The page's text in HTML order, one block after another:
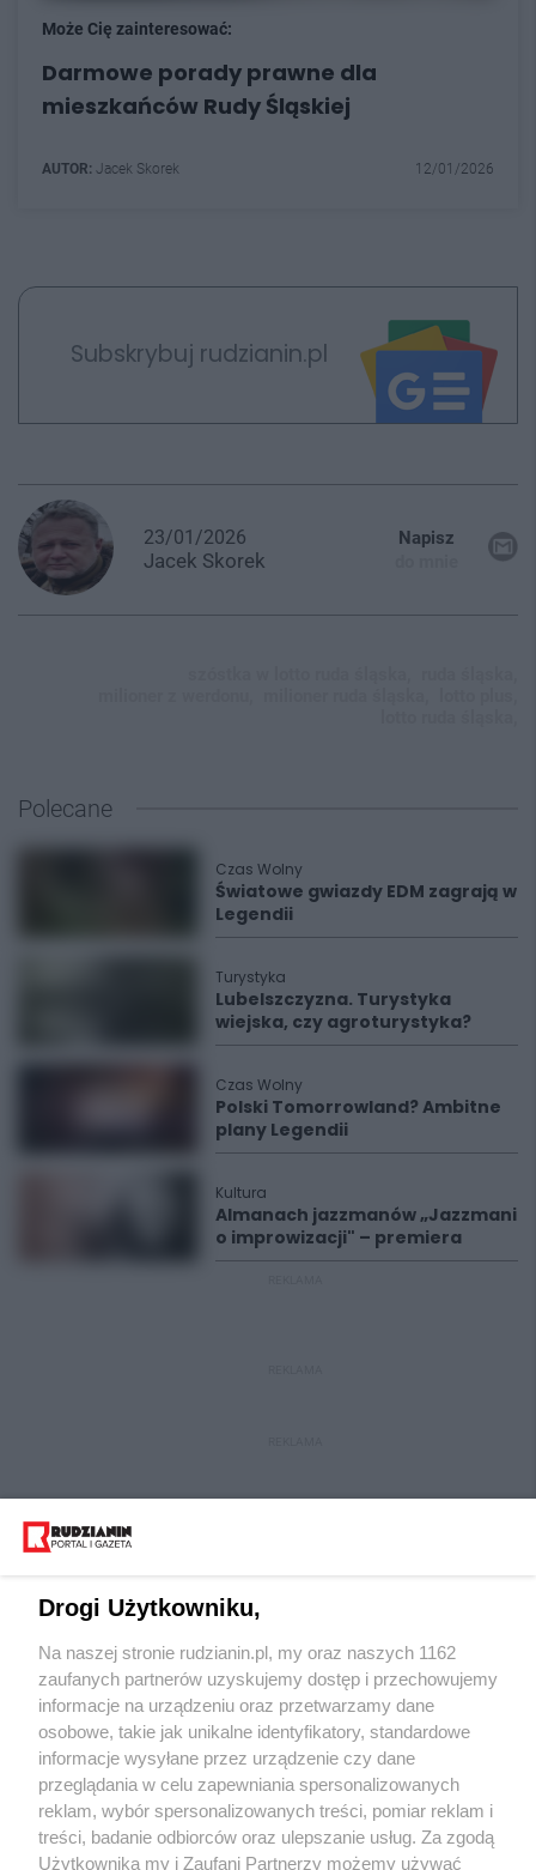
Może Cię zainteresować:
Darmowe porady prawne dla
mieszkańców Rudy Śląskiej
AUTOR: Jacek Skorek 12/01/2026
Subskrybuj rudzianin.pl
23/01/2026
Jacek Skorek
Napisz
Polecane
Czas Wolny
Światowe gwiazdy EDM zagrają w
Legendii
Turystyka
Lubelszczyzna. Turystyka
wiejska, czy agroturystyka?
Czas Wolny
Polski Tomorrowland? Ambitne
plany Legendii
Kultura
Almanach jazzmanów „Jazzmani
o improwizacji" – premiera
Wydawca mediów lokalnych
Nie zapomnij
zapoznać się z:
polityką prywatności regulamin korzystania z portali
Drogi Użytkowniku,
Na naszej stronie rudzianin.pl, my oraz naszych 1162
zaufanych partnerów uzyskujemy dostęp i przechowujemy
informacje na urządzeniu oraz przetwarzamy dane
osobowe, takie jak unikalne identyfikatory, standardowe
informacje wysyłane przez urządzenie czy dane
przeglądania w celu zapewniania spersonalizowanych
reklam, wybór spersonalizowanych treści, pomiar reklam i
treści, badanie odbiorców oraz ulepszanie usług. Za zgodą
Użytkownika my i Zaufani Partnerzy możemy używać